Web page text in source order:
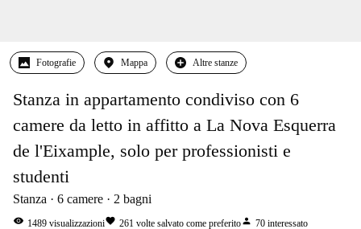
Fotografie Mappa Altre stanze
Stanza in appartamento condiviso con 6
camere da letto in affitto a La Nova Esquerra
de l'Eixample, solo per professionisti e
studenti
Stanza 6 camere 2 bagni
visibility 1489 visualizzazionifavorite 261 volte salvato come preferitoperson 70 interessato